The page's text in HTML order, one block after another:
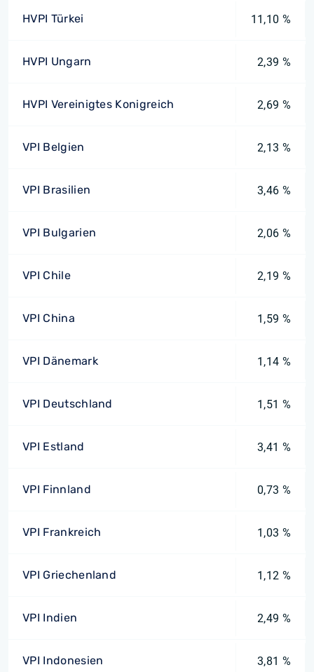
HVPI Türkei 11,10 %
HVPI Ungarn 2,39 %
HVPI Vereinigtes Konigreich 2,69 %
VPI Belgien 2,13 %
VPI Brasilien 3,46 %
VPI Bulgarien 2,06 %
VPI Chile 2,19 %
VPI China 1,59 %
VPI Dänemark 1,14 %
VPI Deutschland 1,51 %
VPI Estland 3,41 %
VPI Finnland 0,73 %
VPI Frankreich 1,03 %
VPI Griechenland 1,12 %
VPI Indien 2,49 %
VPI Indonesien 3,81 %